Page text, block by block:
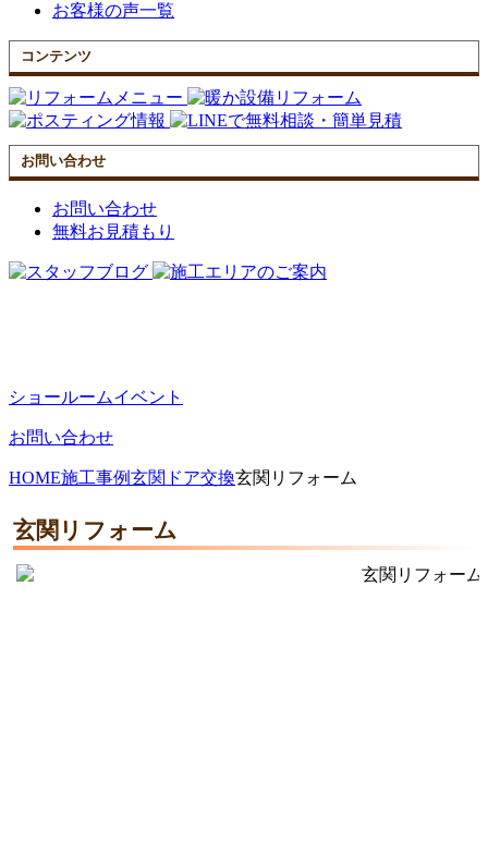
お客様の声一覧
コンテンツ
お問い合わせ
お問い合わせ
無料お見積もり
ショールームイベント
お問い合わせ
HOME施工事例玄関ドア交換玄関リフォーム
玄関リフォーム